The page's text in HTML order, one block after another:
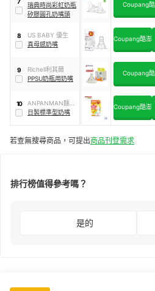
7
瑞典時尚彩虹奶瓶
矽膠圓孔奶嘴頭
Coupang
8
US BABY 優生
真母感奶嘴
Coupang酷澎
9
Richell利其爾
PPSU奶瓶用奶嘴
Coupang
10
ANPANMAN麵包
超人
日製標準型奶嘴
Coupang酷澎
若查無搜尋商品，可提出商品刊登需求
排行榜值得參考嗎？
是的